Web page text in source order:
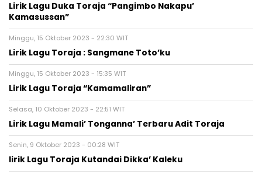
Lirik Lagu Duka Toraja “Pangimbo Nakapu’
Kamasussan”
Minggu, 15 Oktober 2023 - 22:30 WIT
Lirik Lagu Toraja : Sangmane Toto’ku
Minggu, 15 Oktober 2023 - 15:35 WIT
Lirik Lagu Toraja “Kamamaliran”
Selasa, 10 Oktober 2023 - 22:51 WIT
Lirik Lagu Mamali’ Tonganna’ Terbaru Adit Toraja
Senin, 9 Oktober 2023 - 00:28 WIT
lirik Lagu Toraja Kutandai Dikka’ Kaleku